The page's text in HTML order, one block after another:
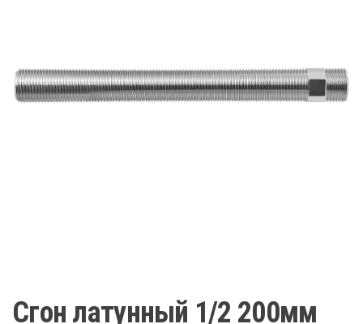
Сгон латунный 1/2 200мм